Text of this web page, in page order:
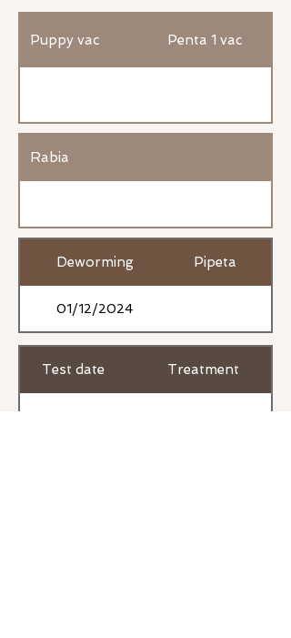
Puppy vac Penta 1 vac
Rabia
Deworming Pipeta
01/12/2024
Test date Treatment